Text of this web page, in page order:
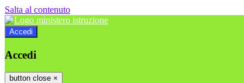
Salta al contenuto
Accedi
Accedi
button close ×